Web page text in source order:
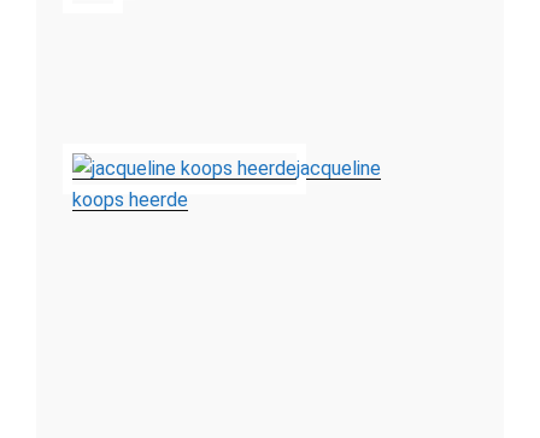
jacqueline
koops heerde